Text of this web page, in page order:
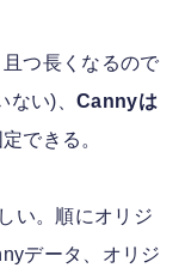
つ長くなるので
ない)、Cannyは
できる。
い。順にオリジ
データ、オリジ